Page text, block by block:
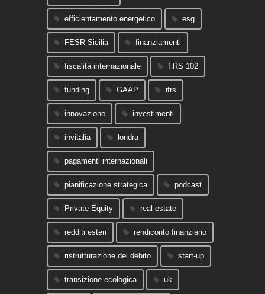
efficientamento energetico esg
FESR Sicilia finanziamenti
fiscalità internazionale FRS 102
funding GAAP ifrs
innovazione investimenti
invitalia londra
pagamenti internazionali
pianificazione strategica podcast
Private Equity real estate
redditi esteri rendiconto finanziario
ristrutturazione del debito start-up
transizione ecologica uk